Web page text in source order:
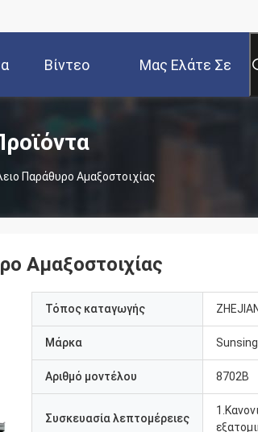
Βίντεο Μας Ελάτε Σε
Παράθυρο Αμαξοστοιχίας
Αμαξοστοιχίας
Τόπος καταγωγής
Μάρκα Sunsing
Αριθμό μοντέλου 8702Β
Συσκευασία λεπτομέρειες